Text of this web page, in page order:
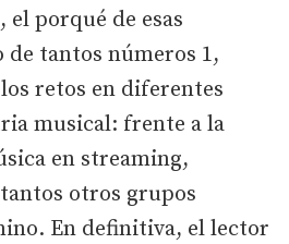
porqué de esas
de tantos números 1,
retos en diferentes
musical: frente a la
en streaming,
otros grupos
En definitiva, el lector